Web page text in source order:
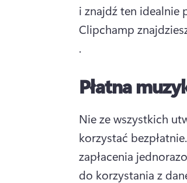
i znajdź ten idealnie
Clipchamp
.
Płatna
Nie ze wszystkich
korzystać bezpłatnie.
zapłacenia
do korzystania z